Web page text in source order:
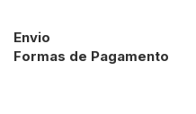
Envio
Formas de Pagamento